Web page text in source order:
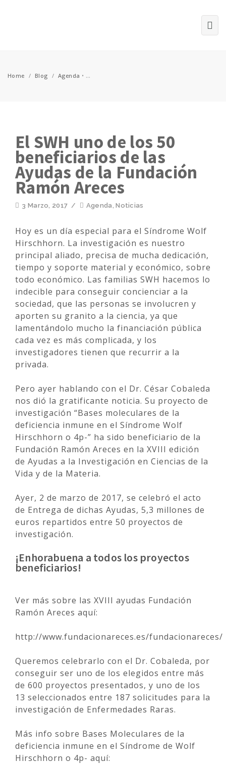
Home / Blog / Agenda • ...
El SWH uno de los 50
beneficiarios de las
Ayudas de la Fundación
Ramón Areces
3 Marzo, 2017 / Agenda,Noticias
Hoy es un día especial para el Síndrome Wolf
Hirschhorn. La investigación es nuestro
principal aliado, precisa de mucha dedicación,
tiempo y soporte material y económico, sobre
todo económico. Las familias SWH hacemos lo
indecible para conseguir concienciar a la
sociedad, que las personas se involucren y
aporten su granito a la ciencia, ya que
lamentándolo mucho la financiación pública
cada vez es más complicada, y los
investigadores tienen que recurrir a la
privada.
Pero ayer hablando con el Dr. César Cobaleda
nos dió la gratificante noticia. Su proyecto de
investigación “Bases moleculares de la
deficiencia inmune en el Síndrome Wolf
Hirschhorn o 4p-” ha sido beneficiario de la
Fundación Ramón Areces en la XVIII edición
de Ayudas a la Investigación en Ciencias de la
Vida y de la Materia.
Ayer, 2 de marzo de 2017, se celebró el acto
de Entrega de dichas Ayudas, 5,3 millones de
euros repartidos entre 50 proyectos de
investigación.
¡Enhorabuena a todos los proyectos
beneficiarios!
Ver más sobre las XVIII ayudas Fundación
Ramón Areces aquí:
http://www.fundacionareces.es/fundacionareces/
Queremos celebrarlo con el Dr. Cobaleda, por
conseguir ser uno de los elegidos entre más
de 600 proyectos presentados, y uno de los
13 seleccionados entre 187 solicitudes para la
investigación de Enfermedades Raras.
Más info sobre Bases Moleculares de la
deficiencia inmune en el Síndrome de Wolf
Hirschhorn o 4p- aquí: